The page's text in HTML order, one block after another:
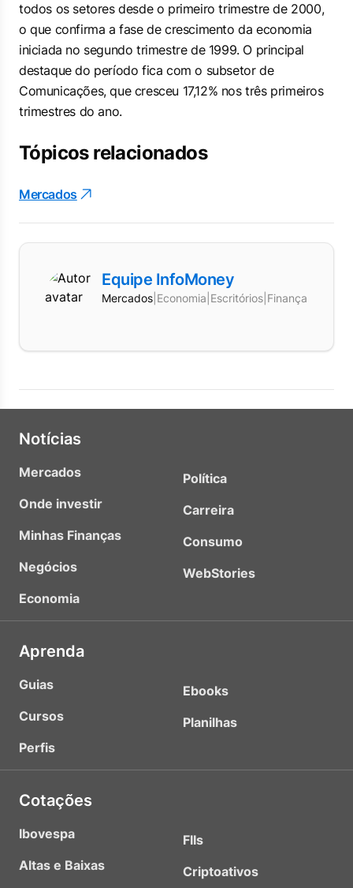
todos os setores desde o primeiro trimestre de 2000,
o que confirma a fase de crescimento da economia
iniciada no segundo trimestre de 1999. O principal
destaque do período fica com o subsetor de
Comunicações, que cresceu 17,12% nos três primeiros
trimestres do ano.
Tópicos relacionados
Mercados
Equipe InfoMoney
Mercados Economia Escritórios Finanças
Notícias
Mercados
Onde investir
Minhas Finanças
Negócios
Economia
Política
Carreira
Consumo
WebStories
Aprenda
Guias
Cursos
Perfis
Ebooks
Planilhas
Cotações
Ibovespa
Altas e Baixas
FIIs
Criptoativos